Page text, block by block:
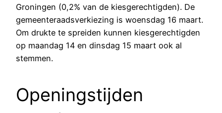
Groningen (0,2% van de kiesgerechtigden). De
gemeenteraadsverkiezing is woensdag 16 maart.
Om drukte te spreiden kunnen kiesgerechtigden
op maandag 14 en dinsdag 15 maart ook al
stemmen.
Openingstijden